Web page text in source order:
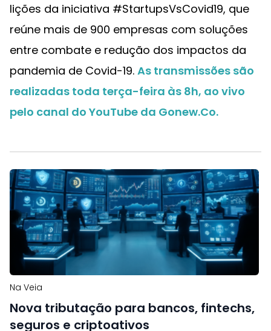
lições da iniciativa #StartupsVsCovid19, que
reúne mais de 900 empresas com soluções
entre combate e redução dos impactos da
pandemia de Covid-19. As transmissões são
realizadas toda terça-feira às 8h, ao vivo
pelo canal do YouTube da Gonew.Co.
Na Veia
Nova tributação para bancos, fintechs,
seguros e criptoativos